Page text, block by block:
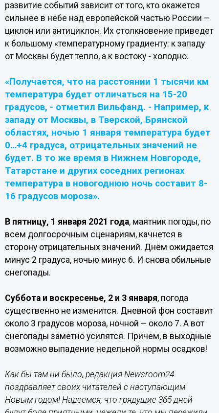
развитие событий зависит от того, кто окажется
сильнее в небе над европейской частью России –
циклон или антициклон. Их столкновение приведет
к большому «температурному градиенту: к западу
от Москвы будет тепло, а к востоку - холодно.
«Получается, что на расстоянии 1 тысячи км
температура будет отличаться на 15-20
градусов, - отметил Вильфанд. - Например, к
западу от Москвы, в Тверской, Брянской
областях, ночью 1 января температура будет
0…+4 градуса, отрицательных значений не
будет. В то же время в Нижнем Новгороде,
Татарстане и других соседних регионах
температура в новогоднюю ночь составит 8-
16 градусов мороза».
В пятницу, 1 января 2021 года, маятник погоды, по
всем долгосрочным сценариям, качнется в
сторону отрицательных значений. Днём ожидается
минус 2 градуса, ночью минус 6. И снова обильные
снегопады.
Суббота и воскресенье, 2 и 3 января, погода
существенно не изменится. Дневной фон составит
около 3 градусов мороза, ночной – около 7. А вот
снегопады заметно усилятся. Причем, в выходные
возможно выпадение недельной нормы осадков!
Как бы там ни было, редакция Newsroom24
поздравляет своих читателей с наступающим
Новым годом! Надеемся, что грядущие 365 дней